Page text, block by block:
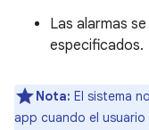
Las alarmas
especificados.
Nota: El sistema
app cuando el